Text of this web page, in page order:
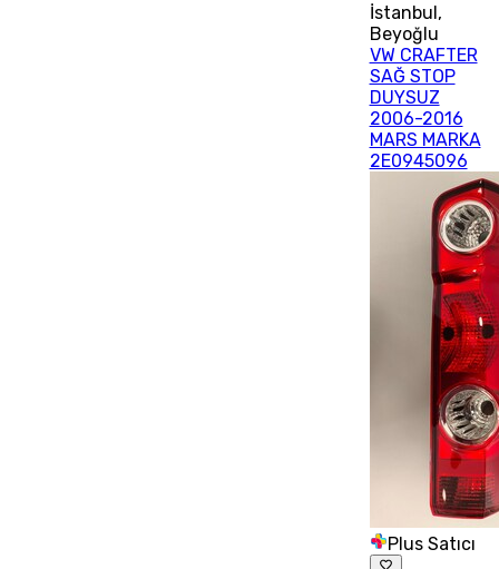
İstanbul,
Beyoğlu
VW CRAFTER
SAĞ STOP
DUYSUZ
2006-2016
MARS MARKA
2E0945096
Plus Satıcı